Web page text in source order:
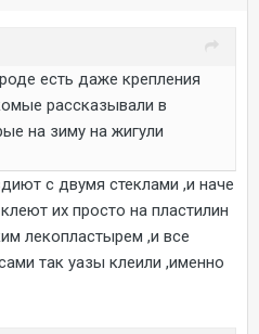
есть даже крепления
рассказывали в
на зиму на жигули
с двумя стеклами ,и наче
их просто на пластилин
лекопластырем ,и все
так уазы клеили ,именно